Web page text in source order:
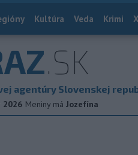
Kultúra Veda Krimi
.SK
agentúry Slovenskej
2026 Meniny má Jozefína